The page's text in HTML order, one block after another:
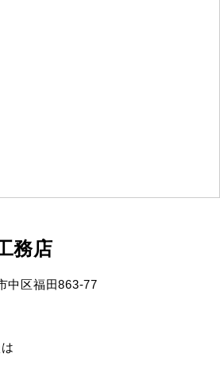
務店
中区福田863-77